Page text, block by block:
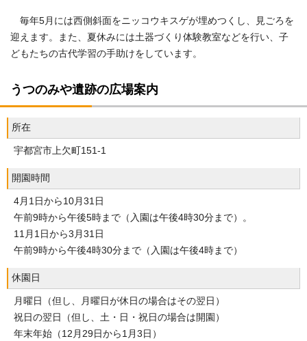
毎年5月には西側斜面をニッコウキスゲが埋めつくし、見ごろを
迎えます。また、夏休みには土器づくり体験教室などを行い、子
どもたちの古代学習の手助けをしています。
うつのみや遺跡の広場案内
所在
宇都宮市上欠町151-1
開園時間
4月1日から10月31日
午前9時から午後5時まで（入園は午後4時30分まで）。
11月1日から3月31日
午前9時から午後4時30分まで（入園は午後4時まで）
休園日
月曜日（但し、月曜日が休日の場合はその翌日）
祝日の翌日（但し、土・日・祝日の場合は開園）
年末年始（12月29日から1月3日）